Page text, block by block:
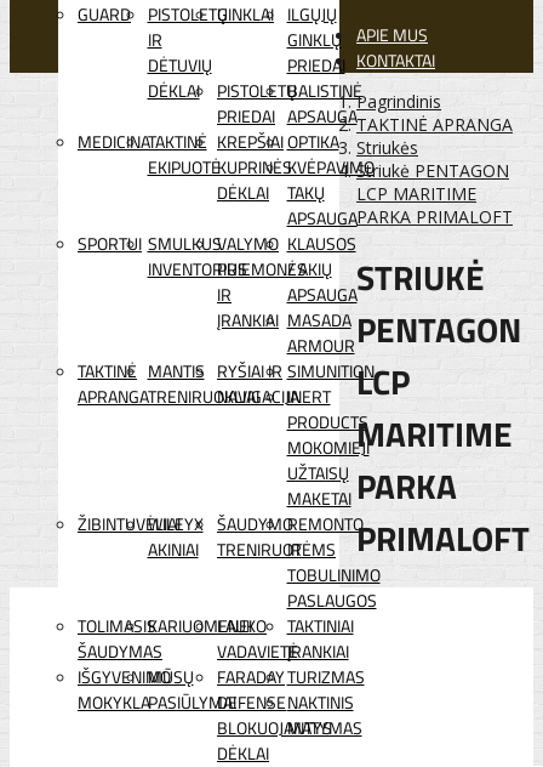
GUARD
PISTOLETŲ
IR
DĖTUVIŲ
DĖKLAI
GINKLAI ILGŲJŲ
GINKLŲ
PRIEDAI
PISTOLETŲ
PRIEDAI
BALISTINĖ
APSAUGA
MEDICINATAKTINĖ
EKIPUOTĖ
KREPŠIAI
KUPRINĖS
DĖKLAI
OPTIKA
KVĖPAVIMO
TAKŲ
APSAUGA
SPORTUI SMULKUS
INVENTORIUS
VALYMO
PRIEMONĖS
IR
ĮRANKIAI
KLAUSOS
/ AKIŲ
APSAUGA
MASADA
ARMOUR
TAKTINĖ
APRANGA
MANTIS
TRENIRUOKLIAI
RYŠIAI IR
NAVIGACIJA
SIMUNITION
INERT
PRODUCTS
MOKOMIEJI
UŽTAISŲ
MAKETAI
ŽIBINTUVĖLIAI
WILEYX
AKINIAI
ŠAUDYMO
TRENIRUOTĖMS
REMONTO
IR
TOBULINIMO
PASLAUGOS
TOLIMASIS
ŠAUDYMAS
KARIUOMENEI
LAUKO
VADAVIETĖ
TAKTINIAI
ĮRANKIAI
IŠGYVENIMO
MOKYKLA
MŪSŲ
PASIŪLYMAI
FARADAY
DEFENSE
BLOKUOJANTYS
DĖKLAI
TURIZMAS
NAKTINIS
MATYMAS
APIE MUS
KONTAKTAI
Pagrindinis
TAKTINĖ APRANGA
Striukės
Striukė PENTAGON
LCP MARITIME
PARKA PRIMALOFT
STRIUKĖ
PENTAGON
LCP
MARITIME
PARKA
PRIMALOFT